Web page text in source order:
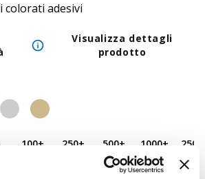
adesivi
Visualizza dettagli
prodotto
100+ 250+ 500+ 1000+ 2500
0,420€ 0,420 0,420